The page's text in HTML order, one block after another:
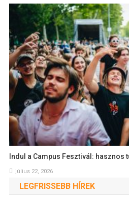
Indul a Campus Fesztivál: hasznos
július 22, 2026
LEGFRISSEBB HÍREK